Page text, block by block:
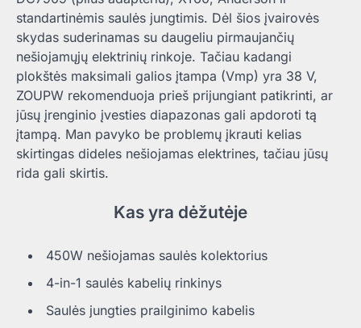
standartinėmis saulės jungtimis. Dėl šios įvairovės
skydas suderinamas su daugeliu pirmaujančių
nešiojamųjų elektrinių rinkoje. Tačiau kadangi
plokštės maksimali galios įtampa (Vmp) yra 38 V,
ZOUPW rekomenduoja prieš prijungiant patikrinti, ar
jūsų įrenginio įvesties diapazonas gali apdoroti tą
įtampą. Man pavyko be problemų įkrauti kelias
skirtingas dideles nešiojamas elektrines, tačiau jūsų
rida gali skirtis.
Kas yra dėžutėje
450W nešiojamas saulės kolektorius
4-in-1 saulės kabelių rinkinys
Saulės jungties prailginimo kabelis